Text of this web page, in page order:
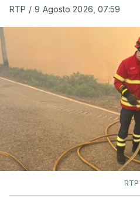
RTP / 9 Agosto 2026, 07:59
RTP